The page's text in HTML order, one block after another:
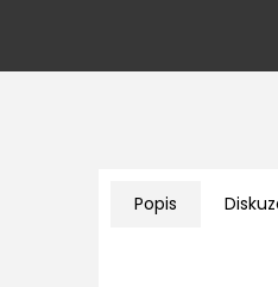
Popis